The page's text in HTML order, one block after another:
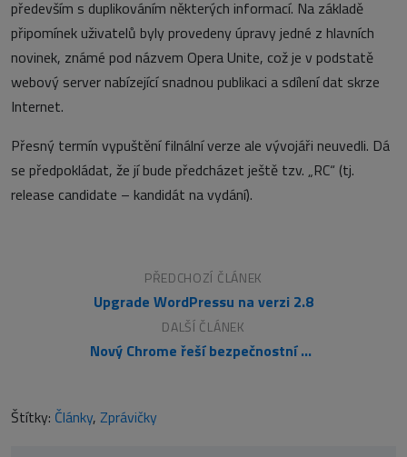
především s duplikováním některých informací. Na základě
připomínek uživatelů byly provedeny úpravy jedné z hlavních
novinek, známé pod názvem Opera Unite, což je v podstatě
webový server nabízející snadnou publikaci a sdílení dat skrze
Internet.
Přesný termín vypuštění filnální verze ale vývojáři neuvedli. Dá
se předpokládat, že jí bude předcházet ještě tzv. „RC“ (tj.
release candidate – kandidát na vydání).
PŘEDCHOZÍ ČLÁNEK
Upgrade WordPressu na verzi 2.8
DALŠÍ ČLÁNEK
Nový Chrome řeší bezpečnostní problém
Štítky: Články, Zprávičky